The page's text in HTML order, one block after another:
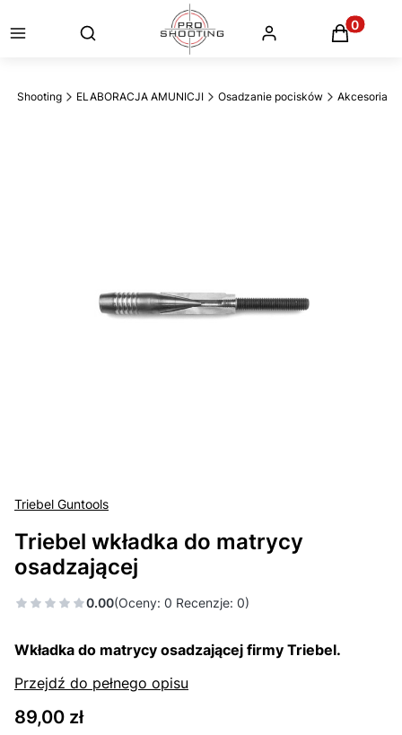
Otwórz wyszukiwarkę
Shooting ELABORACJA AMUNICJI Osadzanie pocisków Akcesoria
Triebel Guntools
Triebel wkładka do matrycy
osadzającej
0.00(Oceny: 0 Recenzje: 0)
Wkładka do matrycy osadzającej firmy Triebel.
Przejdź do pełnego opisu
Cena
89,00 zł